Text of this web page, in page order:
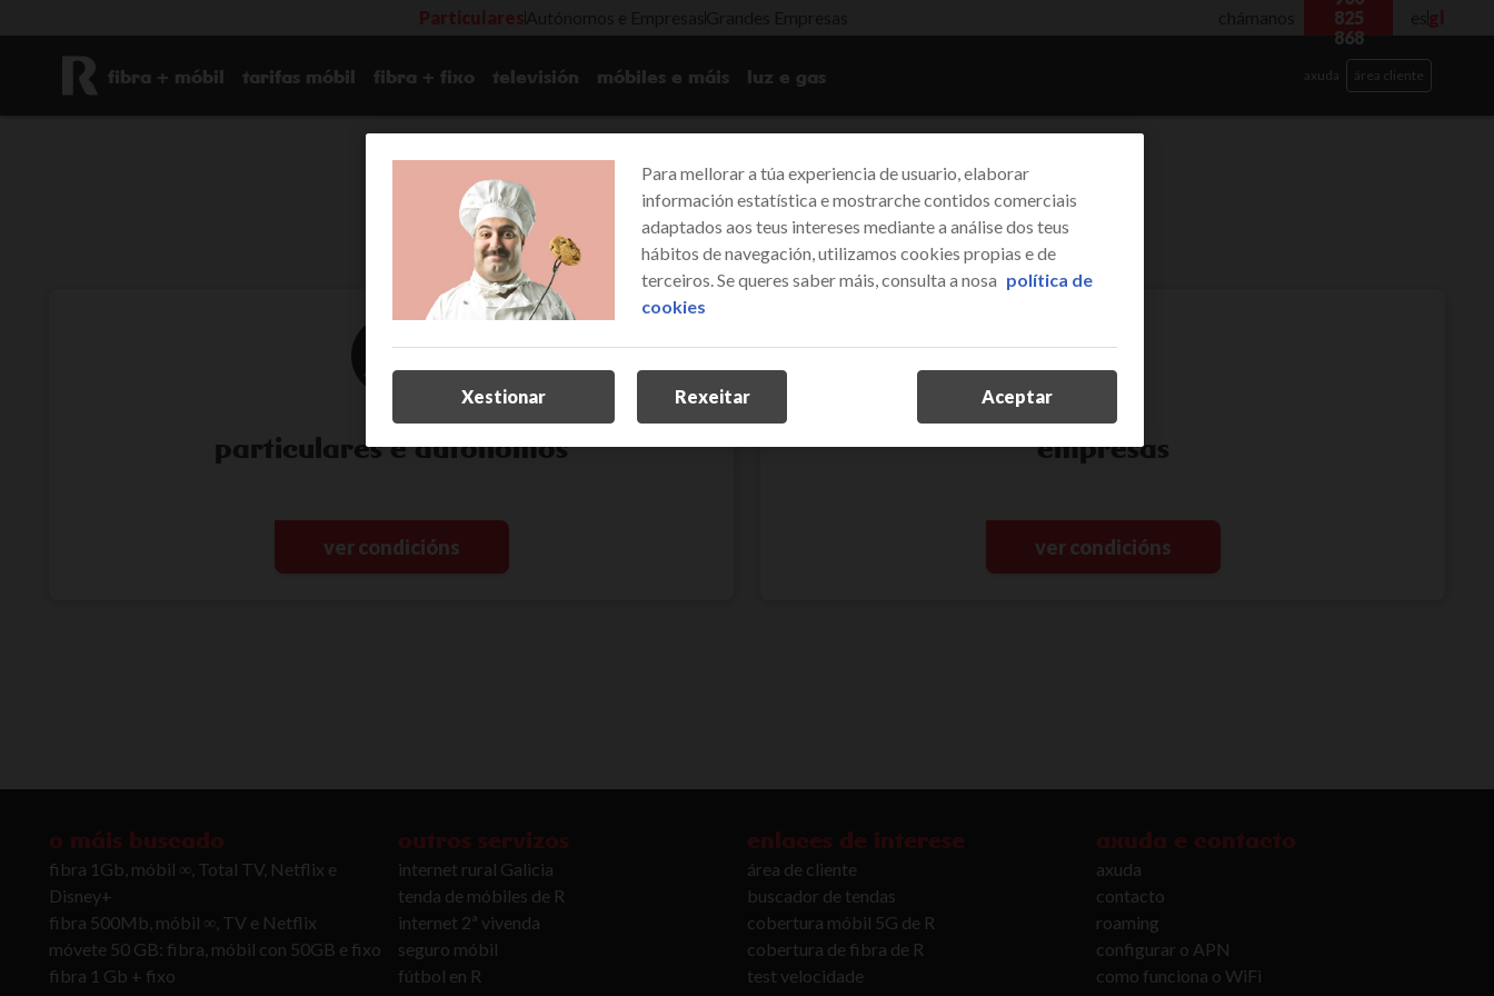
Particulares
825
868
gl
fibra + móbil tarifas móbil fibra + fixo televisión móbiles e máis luz e gas axuda área cliente
información legal
particulares e autónomos
ver condicións
empresas
ver condicións
o máis buscado
fibra 1Gb, móbil ∞, Total TV, Netflix e
Disney+
fibra 500Mb, móbil ∞, TV e Netflix
móvete 50 GB: fibra, móbil con 50GB e fixo
fibra 1 Gb + fixo
outros servizos
internet rural Galicia
tenda de móbiles de R
internet 2ª vivenda
seguro móbil
fútbol en R
enlaces de interese
área de cliente
buscador de tendas
cobertura móbil 5G de R
cobertura de fibra de R
test velocidade
axuda e contacto
axuda
contacto
roaming
configurar o APN
como funciona o WiFi
Para mellorar a túa experiencia de usuario, elaborar
información estatística e mostrarche contidos comerciais
adaptados aos teus intereses mediante a análise dos teus
hábitos de navegación, utilizamos cookies propias e de
terceiros. Se queres saber máis, consulta a nosa política de
cookies
Xestionar Rexeitar Aceptar